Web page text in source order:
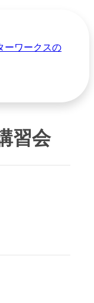
ーワークスの
習会